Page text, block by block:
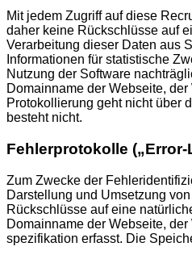
Mit jedem Zugriff auf diese
daher keine Rückschlüsse auf
Verarbeitung dieser Daten aus
Informationen für statistische
Nutzung der Software
Domainname der Webseite,
Protokollierung geht nicht über
besteht nicht.
Fehlerprotokolle („Error-
Zum Zwecke der
Darstellung und Umsetzung
Rückschlüsse auf eine
Domainname der Webseite,
spezifikation erfasst. Die